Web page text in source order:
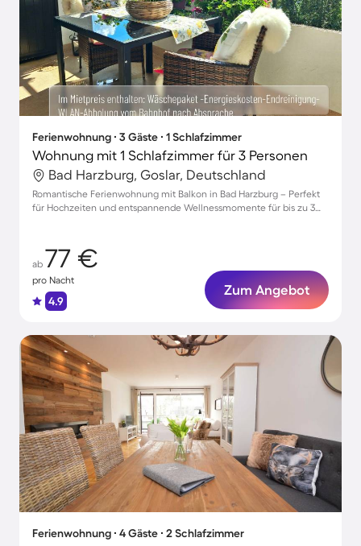
Ferienwohnung ∙ 3 Gäste ∙ 1 Schlafzimmer
Wohnung mit 1 Schlafzimmer für 3 Personen
Bad Harzburg, Goslar, Deutschland
Romantische Ferienwohnung mit Balkon in Bad Harzburg – Perfekt
für Hochzeiten und entspannende Wellnessmomente für bis zu 3
ab 77 €
pro Nacht
4.9
Zum Angebot
Ferienwohnung ∙ 4 Gäste ∙ 2 Schlafzimmer